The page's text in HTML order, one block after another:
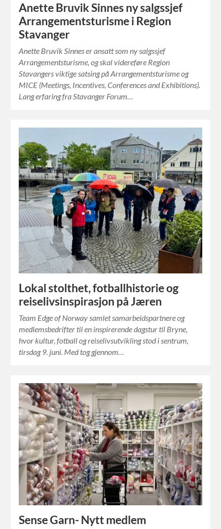
Anette Bruvik Sinnes ny salgssjef
Arrangementsturisme i Region
Stavanger
Anette Bruvik Sinnes er ansatt som ny salgssjef
Arrangementsturisme, og skal videreføre Region
Stavangers viktige satsing på Arrangementsturisme og
MICE (Meetings, Incentives, Conferences and Exhibitions).
Lang erfaring fra Stavanger Forum…
Lokal stolthet, fotballhistorie og
reiselivsinspirasjon på Jæren
Team Edge of Norway samlet samarbeidspartnere og
medlemsbedrifter til en inspirerende dagstur til Bryne,
hvor kultur, fotball og reiselivsutvikling stod i sentrum,
tirsdag 9. juni. Med tog gjennom…
Sense Garn- Nytt medlem